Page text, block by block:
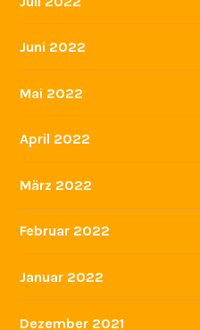
Juni 2022
Mai 2022
April 2022
März 2022
Februar 2022
Januar 2022
Dezember 2021